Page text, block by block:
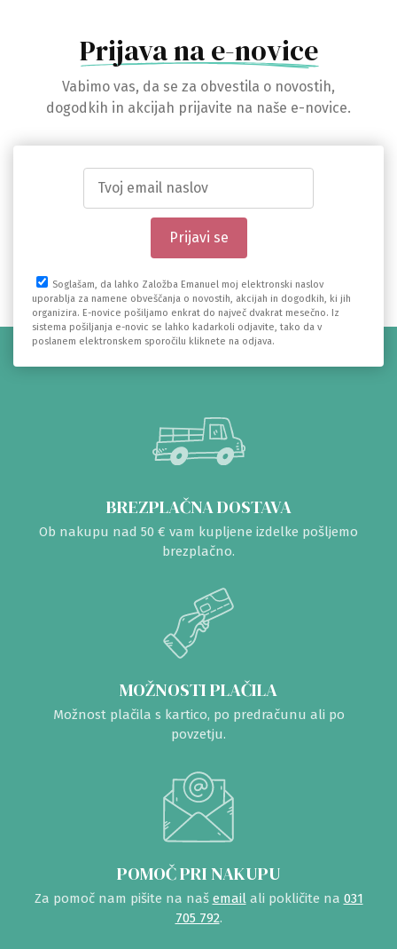
Prijava na e-novice
Vabimo vas, da se za obvestila o novostih,
dogodkih in akcijah prijavite na naše e-novice.
Soglašam, da lahko Založba Emanuel moj elektronski naslov
uporablja za namene obveščanja o novostih, akcijah in dogodkih, ki jih
organizira. E-novice pošiljamo enkrat do največ dvakrat mesečno. Iz
sistema pošiljanja e-novic se lahko kadarkoli odjavite, tako da v
poslanem elektronskem sporočilu kliknete na odjava.
BREZPLAČNA DOSTAVA
Ob nakupu nad 50 € vam kupljene izdelke pošljemo
brezplačno.
MOŽNOSTI PLAČILA
Možnost plačila s kartico, po predračunu ali po
povzetju.
POMOČ PRI NAKUPU
Za pomoč nam pišite na naš emailali pokličite na 031
705 792.